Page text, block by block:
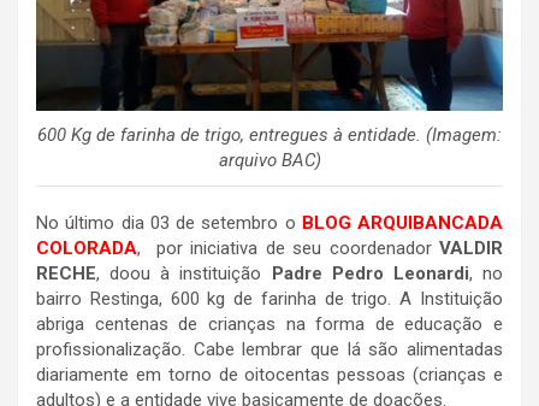
600 Kg de farinha de trigo, entregues à entidade. (Imagem:
arquivo BAC)
No último dia 03 de setembro o BLOG ARQUIBANCADA
COLORADA, por iniciativa de seu coordenador VALDIR
RECHE, doou à instituição Padre Pedro Leonardi, no
bairro Restinga, 600 kg de farinha de trigo. A Instituição
abriga centenas de crianças na forma de educação e
profissionalização. Cabe lembrar que lá são alimentadas
diariamente em torno de oitocentas pessoas (crianças e
adultos) e a entidade vive basicamente de doações.